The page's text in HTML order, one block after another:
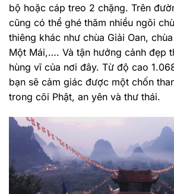
bộ hoặc cáp treo 2 chặng. Trên
cũng có thể ghé thăm nhiều ngôi
thiêng khác như chùa Giải Oan,
Một Mái,…. Và tận hưởng cảnh đẹp
hùng vĩ của nơi đây. Từ độ cao
bạn sẽ cảm giác được một chốn
trong cõi Phật, an yên và thư thái.